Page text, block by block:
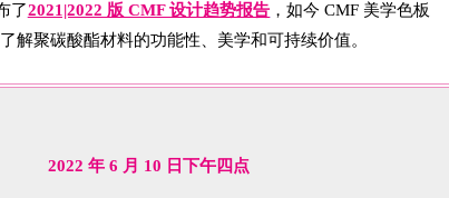
了2021|2022 版 CMF 设计趋势报告 ，如今 CMF 美学色板
解聚碳酸酯材料的功能性、美学和可持续价值。
2022 年 6 月 10 日下午四点